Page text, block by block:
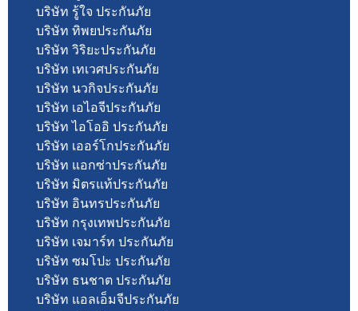
บริษัท รู้ใจ ประกันภัย
บริษัท ทิพยประกันภัย
บริษัท วิริยะประกันภัย
บริษัท เทเวศประกันภัย
บริษัท นวกิจประกันภัย
บริษัท เอไอจีประกันภัย
บริษัท ไอโออิ ประกันภัย
บริษัท เออร์โกประกันภัย
บริษัท แอกซ่าประกันภัย
บริษัท มิตรแท้ประกันภัย
บริษัท อินทรประกันภัย
บริษัท กรุงเทพประกันภัย
บริษัท เจมาร์ท ประกันภัย
บริษัท ซมโปะ ประกันภัย
บริษัท ธนชาต ประกันภัย
บริษัท แอลเอ็มจีประกันภัย